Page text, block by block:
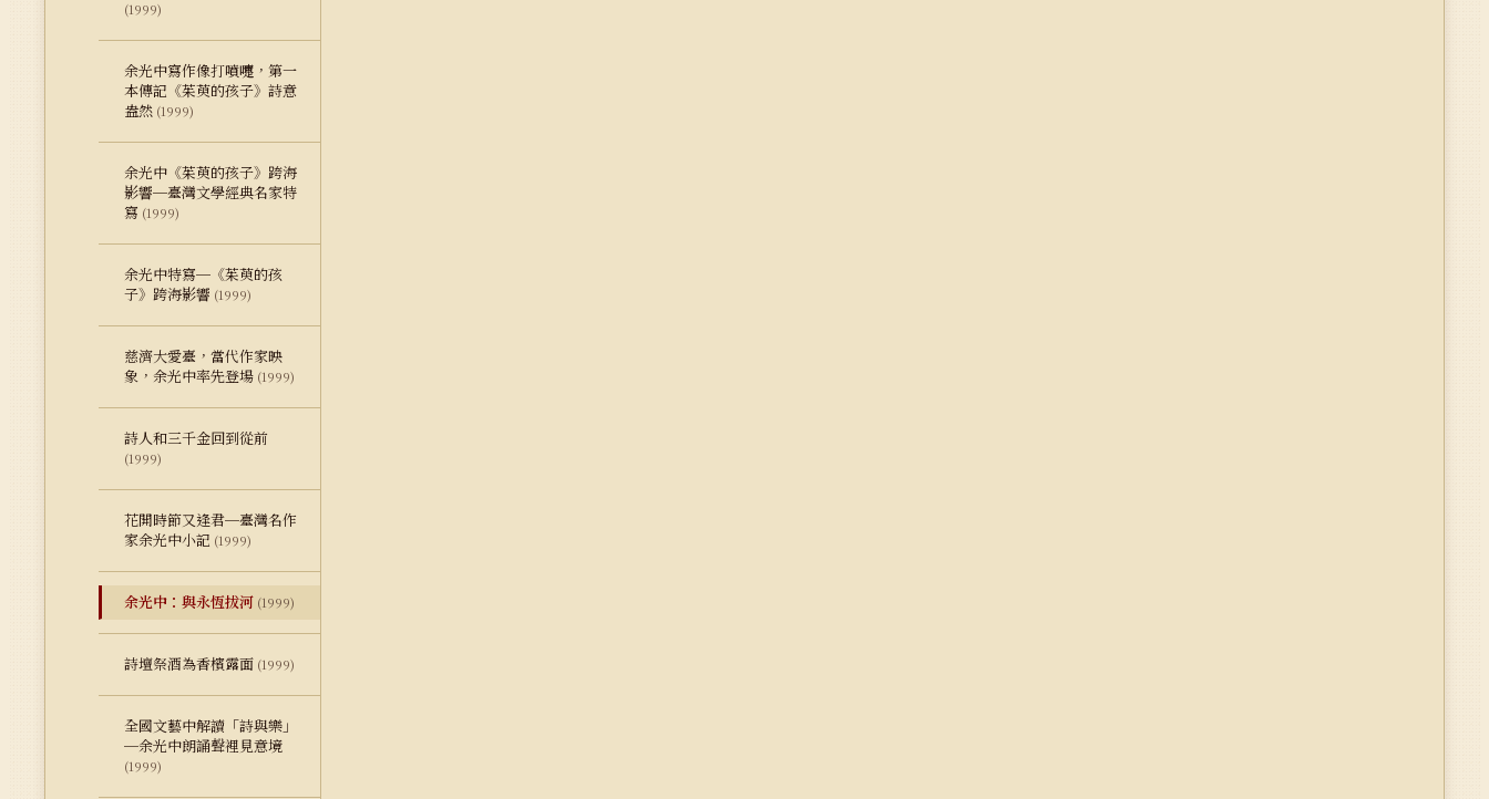
(1999)
余光中寫作像打噴嚏，第一
本傳記《茱萸的孩子》詩意
盎然 (1999)
余光中《茱萸的孩子》跨海
影響─臺灣文學經典名家特
寫 (1999)
余光中特寫─《茱萸的孩
子》跨海影響 (1999)
慈濟大愛臺，當代作家映
象，余光中率先登場 (1999)
詩人和三千金回到從前
(1999)
花開時節又逢君─臺灣名作
家余光中小記 (1999)
余光中：與永恆拔河 (1999)
詩壇祭酒為香檳露面 (1999)
全國文藝中解讀「詩與樂」
─余光中朗誦聲裡見意境
(1999)